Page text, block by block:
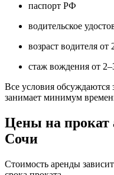
паспорт РФ
водительское
возраст водителя от
стаж вождения от
Все условия обсуждаются
занимает минимум
Цены на прокат
Сочи
Стоимость аренды